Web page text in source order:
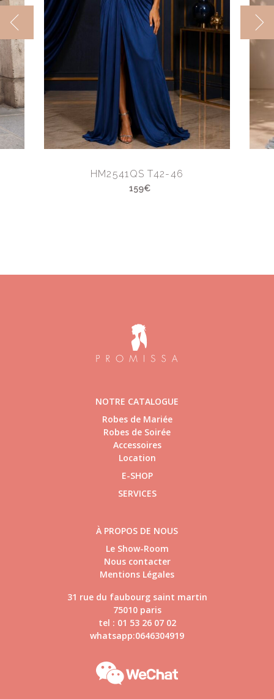
HM2541QS T42-46
159€
NOTRE CATALOGUE
Robes de Mariée
Robes de Soirée
Accessoires
Location
E-SHOP
SERVICES
À PROPOS DE NOUS
Le Show-Room
Nous contacter
Mentions Légales
31 rue du faubourg saint martin
75010 paris
tel : 01 53 26 07 02
whatsapp:0646304919